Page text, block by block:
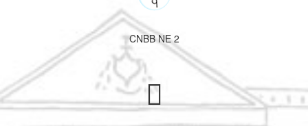
CNBB NE 2